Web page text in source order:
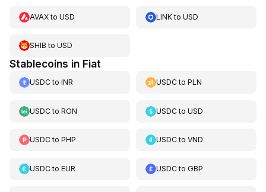
AVAXto USD LINKtoUSD
SHIB to USD
Stablecoins in Fiat
USDCto INR USDCtoPLN
USDCto RON USDCtoUSD
USDCto PHP USDCtoVND
USDCto EUR USDCtoGBP